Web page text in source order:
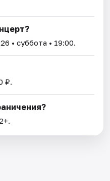
• суббота • 19:00.
₽.